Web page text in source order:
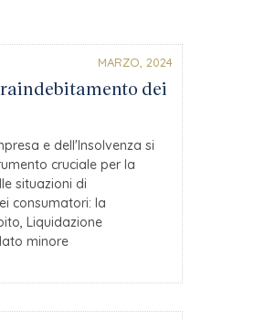
MARZO, 2024
dei
e dell'Insolvenza si
cruciale per la
situazioni di
consumatori: la
Liquidazione
minore